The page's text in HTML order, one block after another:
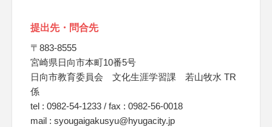
提出先・問合先
〒883-8555
宮崎県日向市本町10番5号
日向市教育委員会 文化生涯学習課 若山牧水 TR
係
tel : 0982-54-1233 / fax : 0982-56-0018
mail : syougaigakusyu@hyugacity.jp